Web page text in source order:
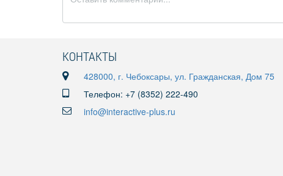
КОНТАКТЫ
428000, г. Чебоксары, ул. Гражданская, Дом 75
Телефон: +7 (8352) 222-490
info@interactive-plus.ru